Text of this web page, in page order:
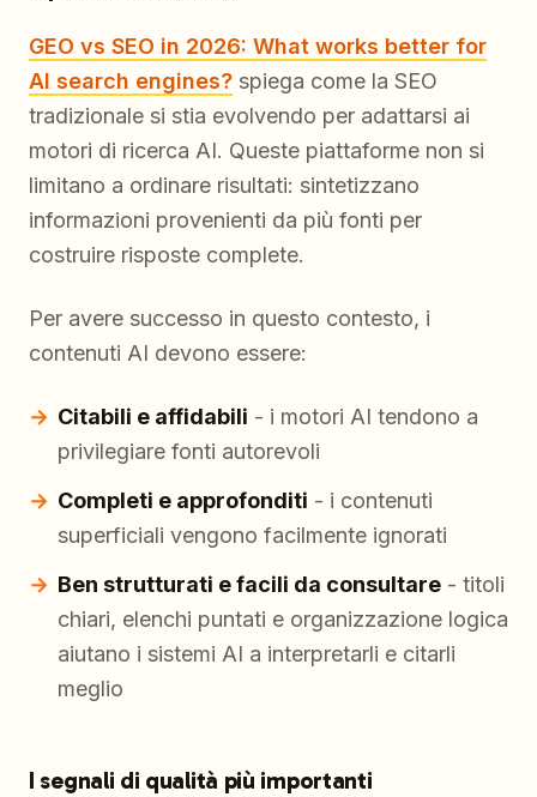
GEO vs SEO in 2026: What works better for
AI search engines? spiega come la SEO
tradizionale si stia evolvendo per adattarsi ai
motori di ricerca AI. Queste piattaforme non si
limitano a ordinare risultati: sintetizzano
informazioni provenienti da più fonti per
costruire risposte complete.
Per avere successo in questo contesto, i
contenuti AI devono essere:
Citabili e affidabili - i motori AI tendono a
privilegiare fonti autorevoli
Completi e approfonditi - i contenuti
superficiali vengono facilmente ignorati
Ben strutturati e facili da consultare - titoli
chiari, elenchi puntati e organizzazione logica
aiutano i sistemi AI a interpretarli e citarli
meglio
I segnali di qualità più importanti